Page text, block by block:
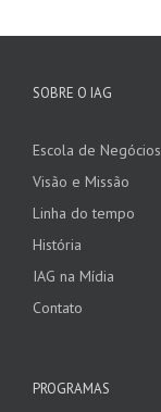
SOBRE O IAG
Escola de Negócios
Visão e Missão
Linha do tempo
História
IAG na Mídia
Contato
PROGRAMAS